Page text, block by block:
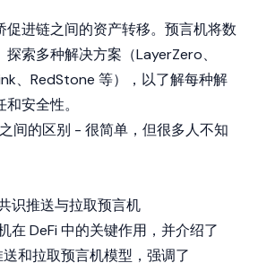
促进链之间的资产转移。预言机将数
索多种解决方案（LayerZero、
、RedStone 等），以了解每种解
安全性。
间的区别 - 很简单，但很多人不知
识推送与拉取预言机
在 DeFi 中的关键作用，并介绍了
和拉取预言机模型，强调了